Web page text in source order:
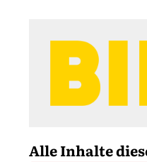
Alle Inhalte